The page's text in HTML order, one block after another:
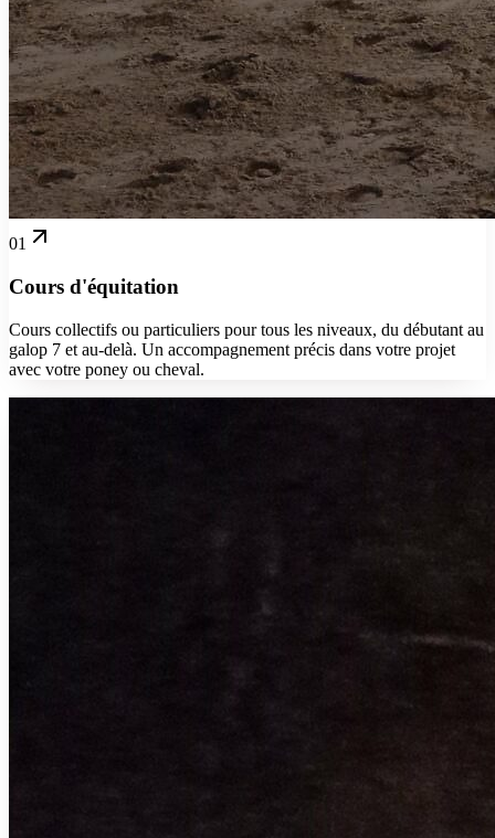
01
Cours d'équitation
Cours collectifs ou particuliers pour tous les niveaux, du débutant au
galop 7 et au-delà. Un accompagnement précis dans votre projet
avec votre poney ou cheval.